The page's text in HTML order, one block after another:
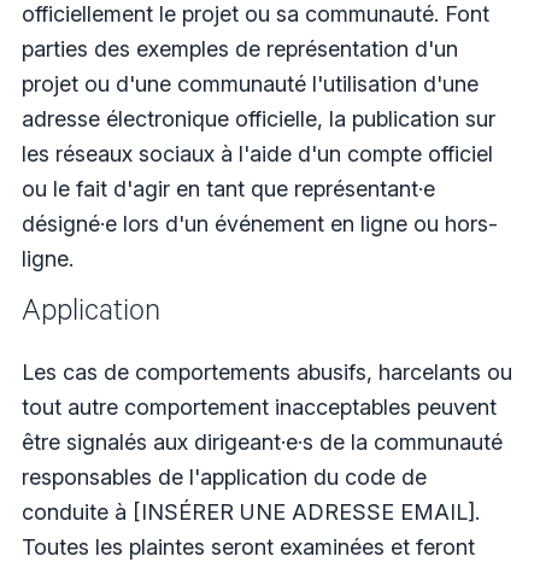
officiellement le projet ou sa communauté. Font
parties des exemples de représentation d'un
projet ou d'une communauté l'utilisation d'une
adresse électronique officielle, la publication sur
les réseaux sociaux à l'aide d'un compte officiel
ou le fait d'agir en tant que représentant·e
désigné·e lors d'un événement en ligne ou hors-
ligne.
Application
Les cas de comportements abusifs, harcelants ou
tout autre comportement inacceptables peuvent
être signalés aux dirigeant·e·s de la communauté
responsables de l'application du code de
conduite à [INSÉRER UNE ADRESSE EMAIL].
Toutes les plaintes seront examinées et feront